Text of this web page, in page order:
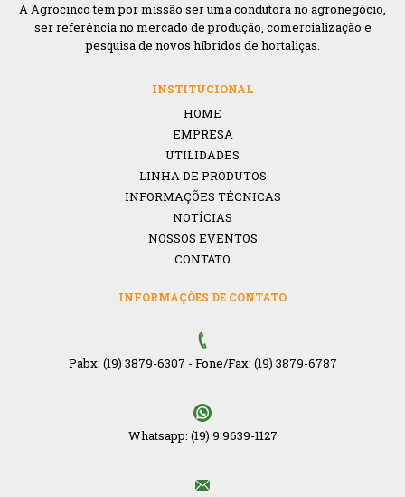
A Agrocinco tem por missão ser uma condutora no agronegócio,
ser referência no mercado de produção, comercialização e
pesquisa de novos híbridos de hortaliças.
INSTITUCIONAL
HOME
EMPRESA
UTILIDADES
LINHA DE PRODUTOS
INFORMAÇÕES TÉCNICAS
NOTÍCIAS
NOSSOS EVENTOS
CONTATO
INFORMAÇÕES DE CONTATO
Pabx: (19) 3879-6307 - Fone/Fax: (19) 3879-6787
Whatsapp: (19) 9 9639-1127